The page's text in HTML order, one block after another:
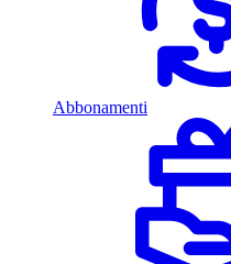
Abbonamenti